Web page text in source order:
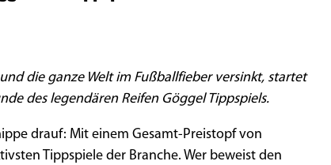
die ganze Welt im Fußballfieber versinkt, startet
des legendären Reifen Göggel Tippspiels.
drauf: Mit einem Gesamt-Preistopf von
Tippspiele der Branche. Wer beweist den